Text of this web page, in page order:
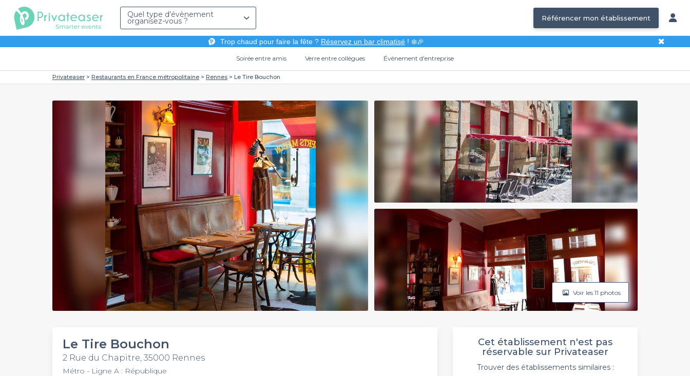
Quel type d'évènement
organisez-vous ? Référencer mon établissement
Trop chaud pour faire la fête ? Réservez un bar climatisé! ❄️🎉 ✖
Soirée entre amis Verre entre collègues Évènement d'entreprise
Privateaser Restaurants en France métropolitaine Rennes Le Tire Bouchon
Voir les 11 photos
Le Tire Bouchon
2 Rue du Chapitre, 35000 Rennes
Métro - Ligne A : République
Cet établissement n'est pas
réservable sur Privateaser
Trouver des établissements similaires :